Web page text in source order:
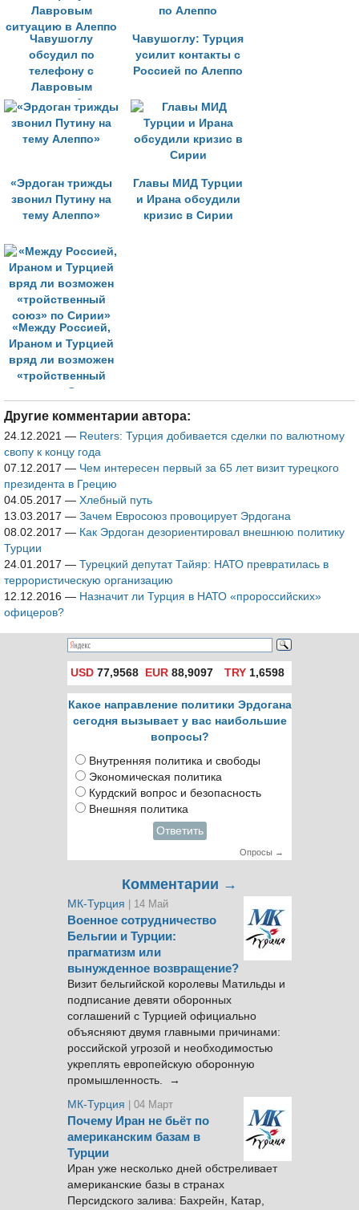
Чавушоглу
обсудил по
телефону с
Лавровым
ситуацию в Алеппо
Чавушоглу: Турция
усилит контакты с
Россией по Алеппо
«Эрдоган трижды
звонил Путину на
тему Алеппо»
Главы МИД Турции
и Ирана обсудили
кризис в Сирии
«Между Россией,
Ираном и Турцией
вряд ли возможен
«тройственный
союз» по Сирии»
Другие комментарии автора:
24.12.2021 — Reuters: Турция добивается сделки по валютному
свопу к концу года
07.12.2017 — Чем интересен первый за 65 лет визит турецкого
президента в Грецию
04.05.2017 — Хлебный путь
13.03.2017 — Зачем Евросоюз провоцирует Эрдогана
08.02.2017 — Как Эрдоган дезориентировал внешнюю политику
Турции
24.01.2017 — Турецкий депутат Тайяр: НАТО превратилась в
террористическую организацию
12.12.2016 — Назначит ли Турция в НАТО «пророссийских»
офицеров?
USD 77,9568 EUR 88,9097 TRY1,6598
Какое направление политики Эрдогана
сегодня вызывает у вас наибольшие
вопросы?
Внутренняя политика и свободы
Экономическая политика
Курдский вопрос и безопасность
Внешняя политика
Ответить
Опросы →
Комментарии →
МК-Турция | 14 Май
Военное сотрудничество
Бельгии и Турции:
прагматизм или
вынужденное возвращение?
Визит бельгийской королевы Матильды и
подписание девяти оборонных
соглашений с Турцией официально
объясняют двумя главными причинами:
российской угрозой и необходимостью
укреплять европейскую оборонную
промышленность. →
МК-Турция
| 04 Март
Почему Иран не бьёт по
американским базам в
Турции
Иран уже несколько дней обстреливает
американские базы в странах
Персидского залива: Бахрейн, Катар,